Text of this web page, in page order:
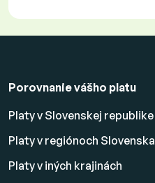
Porovnanie vášho platu
Platy v Slovenskej republike
Platy v regiónoch Slovenska
Platy v iných krajinách